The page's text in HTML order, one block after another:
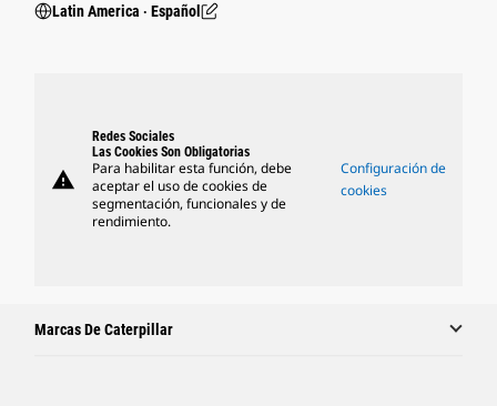
Latin America ‧ Español
warning
Redes Sociales
Las Cookies Son Obligatorias
Para habilitar esta función, debe
aceptar el uso de cookies de
segmentación, funcionales y de
rendimiento.
Configuración de
cookies
Marcas De Caterpillar